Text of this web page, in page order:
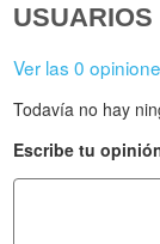
USUARIOS
Ver las 0
Todavía no hay
Escribe tu